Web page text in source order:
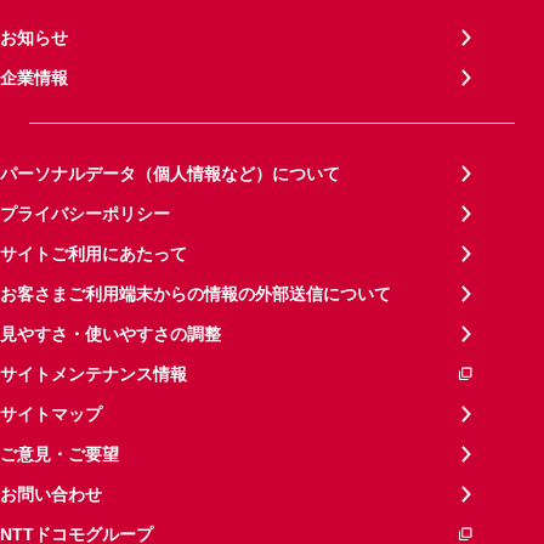
お知らせ
企業情報
パーソナルデータ（個人情報など）について
プライバシーポリシー
サイトご利用にあたって
お客さまご利用端末からの情報の外部送信について
見やすさ・使いやすさの調整
サイトメンテナンス情報
サイトマップ
ご意見・ご要望
お問い合わせ
NTTドコモグループ